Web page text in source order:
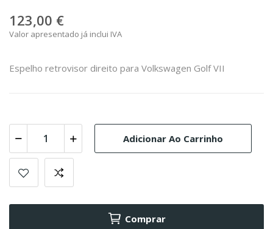
123,00 €
Valor apresentado já inclui IVA
Espelho retrovisor direito para Volkswagen Golf VII
Adicionar Ao Carrinho
Comprar